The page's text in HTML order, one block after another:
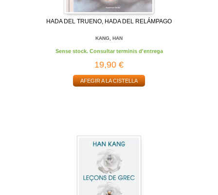
HADA DEL TRUENO, HADA DEL RELÁMPAGO
KANG, HAN
Sense stock. Consultar terminis d'entrega
19,90 €
AFEGIR A LA CISTELLA